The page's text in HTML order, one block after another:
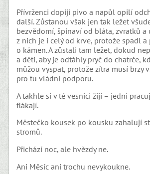
Přívrženci dopijí pivo a napůl opilí
další. Zůstanou však jen tak ležet
bezvědomí, špinaví od bláta, zvratků a
z nich je i celý od krve, protože spadl
o kámen. A zůstali tam ležet, dokud
a děti, aby je odtáhly pryč do chatrče,
můžou vyspat, protože zítra musí brzy
pro tu vládní podporu.
A takhle si v té vesnici žijí – jedni
flákají.
Městečko kousek po kousku zahalují
stromů.
Přichází noc, ale hvězdy ne.
Ani Měsíc ani trochu nevykoukne.